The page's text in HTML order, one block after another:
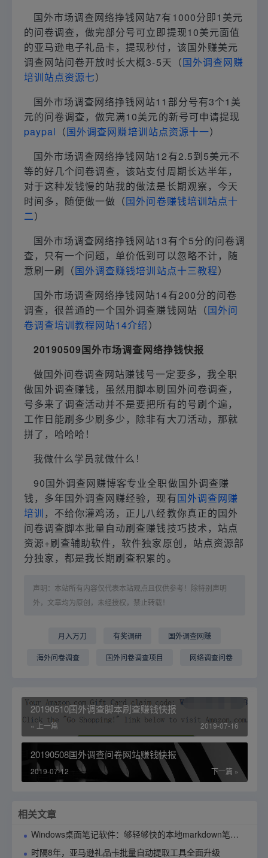
国外市场调查网络挣钱网站7有1000分即1美元
的问卷调查，做完部分号可立即提现10美元面值
的亚马逊电子礼品卡，提现秒付，该国外赚美元
调查网站问卷开放时长大概3-5天（国外调查网赚
培训站点资源七）
国外市场调查网络挣钱网站11部分号有3个1美
元的问卷调查，做完满10美元的新号可申请提现
paypal （国外调查网赚培训站点资源十一）
国外市场调查网络挣钱网站12有2.5到5美元不
等的好几个问卷调查，该站支付周期长达半年，
对于这种发钱慢的站我的做法是长期观察，今天
时间多，随便做一做（国外问卷赚钱培训站点十
二）
国外市场调查网络挣钱网站13有个5分的问卷调
查，只有一个问题，单价低到可以忽略不计，随
意刷一刷（国外调查赚钱培训站点十三教程）
国外市场调查网络挣钱网站14有200分的问卷
调查，很普通的一个国外调查赚钱网站（国外问
卷调查培训教程网站14介绍）
20190509国外市场调查网络挣钱快报
做国外问卷调查网站赚钱号一定要多，我全职
做国外调查赚钱，虽然用脚本刷国外问卷调查，
号多来了调查活动并不是要把所有的号刷个遍，
工作日能刷多少刷多少，除非有大刀活动，那就
拼了，哈哈哈！
我做什么学员就做什么！
90国外调查网赚博客专业全职做国外调查赚
钱，多年国外调查网赚经验，现有国外调查网赚
培训 ，不给你灌鸡汤，正儿八经教你真正的国外
问卷调查脚本批量自动刷查赚钱技巧技术，站点
资源+刷查辅助软件，软件独家原创，站点资源部
分独家，都是我长期刷查积累的。
声明：本站所有内容仅代表本站观点且仅供参考！除特别声明
外，文章均为原创，未经授权，禁止转载！
月入万刀 有奖调研 国外调查网赚
海外问卷调查 国外问卷调查项目 网络调查问卷
20190510国外调查脚本刷查赚钱快报
« 上一篇 2019-07-16
20190508国外调查问卷网站赚钱快报
下一篇 »
2019-07-12
相关文章
Windows桌面笔记软件：够轻够快的本地markdown笔记应用90notes使用指南
时隔8年，亚马逊礼品卡批量自动提取工具全面升级